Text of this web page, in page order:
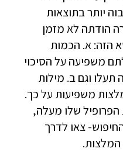
יותר בתוצאות
הודתה לא מזמן
הזה: א. הכמות
משפיעה על הסיכוי
תעלו וגם ב. מילות
משפיעות על כך.
שלו מעלה,
צאו לדרך